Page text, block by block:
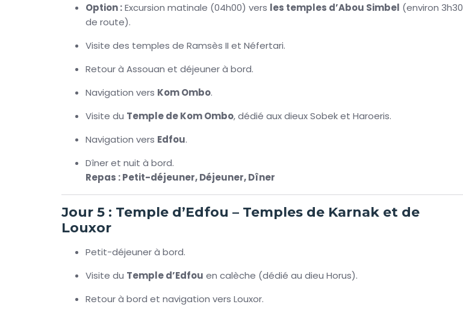
Option :Excursion matinale (04h00) vers les temples d’Abou Simbel (environ 3h30
de route).
Visite des temples de Ramsès II et Néfertari.
Retour à Assouan et déjeuner à bord.
Navigation vers Kom Ombo.
Visite du Temple de Kom Ombo, dédié aux dieux Sobek et Haroeris.
Navigation vers Edfou.
Dîner et nuit à bord.
Repas : Petit-déjeuner, Déjeuner, Dîner
Jour 5 : Temple d’Edfou – Temples de Karnak et de
Louxor
Petit-déjeuner à bord.
Visite du Temple d’Edfou en calèche (dédié au dieu Horus).
Retour à bord et navigation vers Louxor.